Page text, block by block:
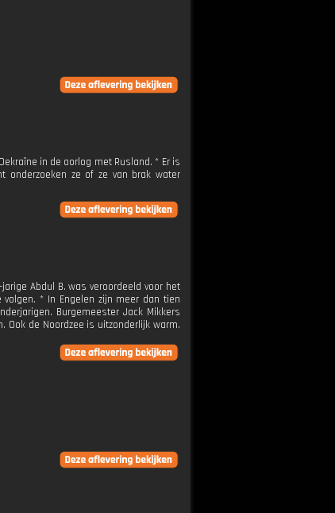
in de oorlog met Rusland. * Er is
onderzoeken ze of ze van brak water
Abdul B. was veroordeeld voor het
* In Engelen zijn meer dan tien
Burgemeester Jack Mikkers
de Noordzee is uitzonderlijk warm.